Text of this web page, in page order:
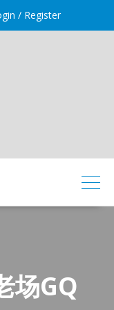
/ Register
场GQ